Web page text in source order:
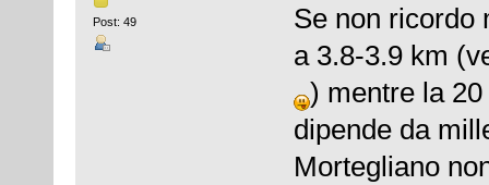
Post: 49
Se non ricordo
a 3.8-3.9 km
) mentre la
dipende da
Mortegliano